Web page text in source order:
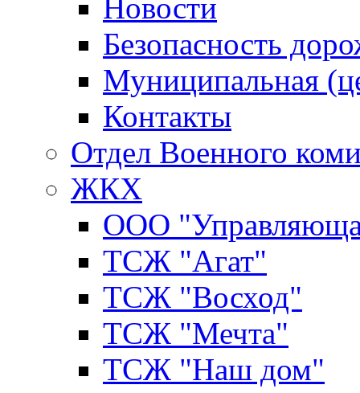
Новости
Безопасность
Муниципальная
Контакты
Отдел Военного
ЖКХ
ООО
ТСЖ "Агат"
ТСЖ "Восход"
ТСЖ "Мечта"
ТСЖ "Наш дом"